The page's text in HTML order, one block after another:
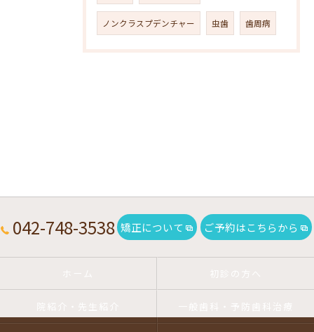
ノンクラスプデンチャー 虫歯 歯周病
042-748-3538 矯正について ご予約はこちらから